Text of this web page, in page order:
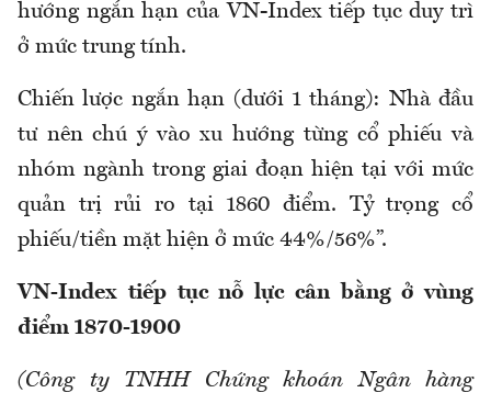
hướng ngắn hạn của VN-Index tiếp tục duy trì
ở mức trung tính.
Chiến lược ngắn hạn (dưới 1 tháng): Nhà đầu
tư nên chú ý vào xu hướng từng cổ phiếu và
nhóm ngành trong giai đoạn hiện tại với mức
quản trị rủi ro tại 1860 điểm. Tỷ trọng cổ
phiếu/tiền mặt hiện ở mức 44%/56%”.
VN-Index tiếp tục nỗ lực cân bằng ở vùng
điểm 1870-1900
(Công ty TNHH Chứng khoán Ngân hàng